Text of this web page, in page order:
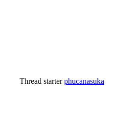
Thread starter phucanasuka